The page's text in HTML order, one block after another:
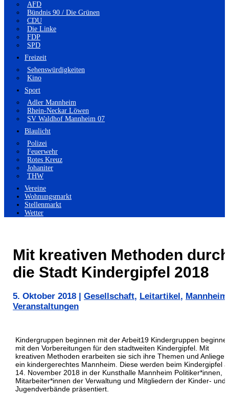
AFD
Bündnis 90 / Die Grünen
CDU
Die Linke
FDP
SPD
Freizeit
Sehenswürdigkeiten
Kino
Sport
Adler Mannheim
Rhein-Neckar Löwen
SV Waldhof Mannheim 07
Blaulicht
Polizei
Feuerwehr
Rotes Kreuz
Johaniter
THW
Vereine
Wohnungsmarkt
Stellenmarkt
Wetter
Mit kreativen Methoden durch
die Stadt Kindergipfel 2018
5. Oktober 2018 Gesellschaft, Leitartikel , Mannheim
Veranstaltungen
Kindergruppen beginnen mit der Arbeit19 Kindergruppen
mit den Vorbereitungen für den stadtweiten Kindergipfel. Mit
kreativen Methoden erarbeiten sie sich ihre Themen und
ein kindergerechtes Mannheim. Diese werden beim Kindergipfel
14. November 2018 in der Kunsthalle Mannheim Politiker*innen,
Mitarbeiter*innen der Verwaltung und Mitgliedern der Kinder- und
Jugendverbände präsentiert.